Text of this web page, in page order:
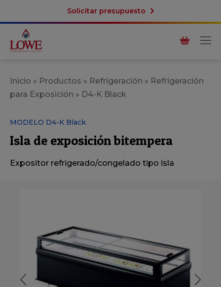
Solicitar presupuesto
Inicio » Productos » Refrigeración » Refrigeración
para Exposición » D4-K Black
MODELO D4-K Black
Isla de exposición bitempera
Expositor refrigerado/congelado tipo isla